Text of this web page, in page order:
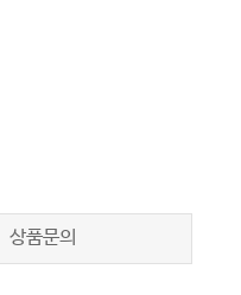
상품문의